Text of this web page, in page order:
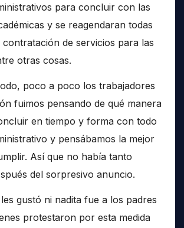
para concluir con las
y se reagendaran todas
contratación de servicios para las
otras cosas.
poco a poco los trabajadores
fuimos pensando de qué manera
en tiempo y forma con todo
y pensábamos la mejor
Así que no había tanto
del sorpresivo anuncio.
gustó ni nadita fue a los padres
protestaron por esta medida